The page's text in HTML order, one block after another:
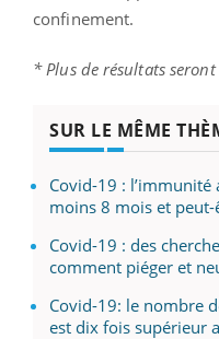
confinement.
* Plus de résultats
SUR LE MÊME
Covid-19 :
moins 8 mois et peut-
Covid-19 : des
comment piéger et
Covid-19: le nombre
est dix fois supérieur